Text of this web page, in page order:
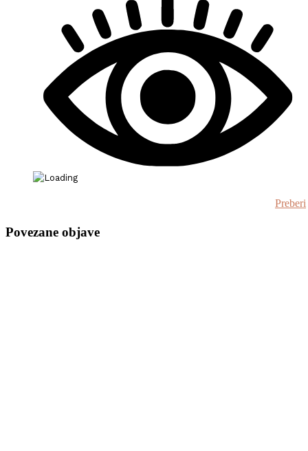
Preberi
Povezane objave